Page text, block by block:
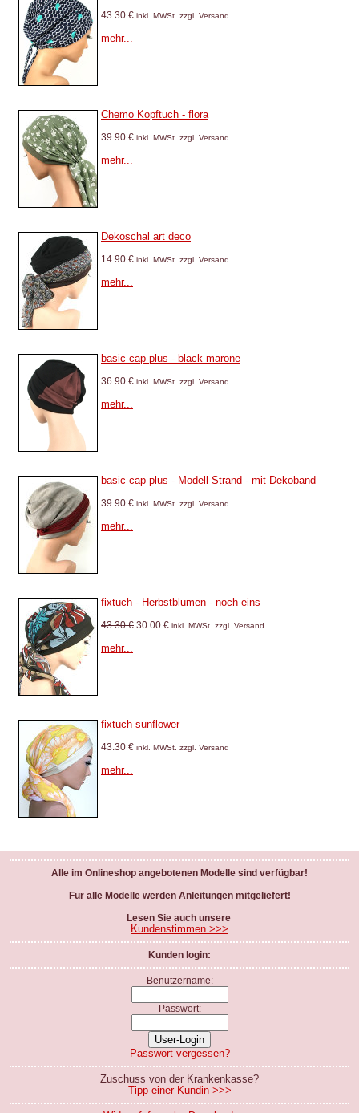
43.30 € inkl. MWSt. zzgl. Versand
mehr...
Chemo Kopftuch - flora
39.90 € inkl. MWSt. zzgl. Versand
mehr...
Dekoschal art deco
14.90 € inkl. MWSt. zzgl. Versand
mehr...
basic cap plus - black marone
36.90 € inkl. MWSt. zzgl. Versand
mehr...
basic cap plus - Modell Strand - mit Dekoband
39.90 € inkl. MWSt. zzgl. Versand
mehr...
fixtuch - Herbstblumen - noch eins
43.30 € 30.00 € inkl. MWSt. zzgl. Versand
mehr...
fixtuch sunflower
43.30 € inkl. MWSt. zzgl. Versand
mehr...
Alle im Onlineshop angebotenen Modelle sind verfügbar!
Für alle Modelle werden Anleitungen mitgeliefert!
Lesen Sie auch unsere
Kundenstimmen >>>
Kunden login:
Benutzername:
Passwort:
Passwort vergessen?
Zuschuss von der Krankenkasse?
Tipp einer Kundin >>>